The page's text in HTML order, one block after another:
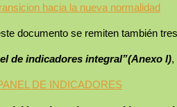
hacia la nueva normalidad
documento se remiten también
de indicadores integral”(Anexo I),
DE INDICADORES